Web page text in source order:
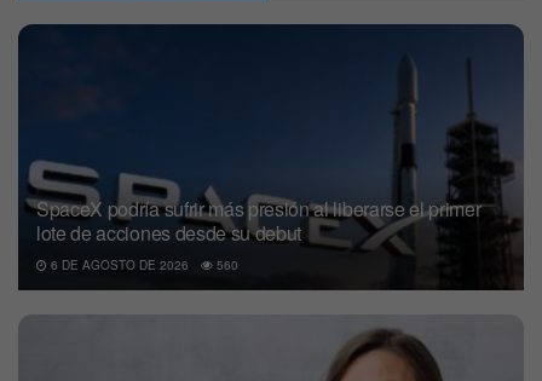
SpaceX podría sufrir más presión al liberarse el primer
lote de acciones desde su debut
6 DE AGOSTO DE 2026 560